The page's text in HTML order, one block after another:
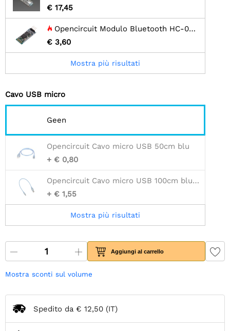
€ 17,45
Opencircuit Modulo Bluetooth HC-06 con adattatore - clone
€ 3,60
Mostra più risultati
Cavo USB micro
Geen
Opencircuit Cavo micro USB 50cm blu
+ € 0,80
Opencircuit Cavo micro USB 100cm blu - 30AWG
+ € 1,55
Mostra più risultati
Aggiungi al carrello
Mostra sconti sul volume
Spedito da € 12,50 (IT)